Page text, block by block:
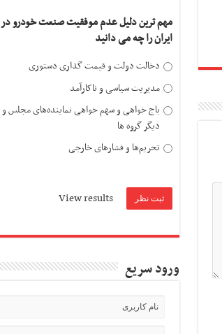
مهم ترین دلیل عدم موفقیت صنعت خودرو در
ایران را چه می دانید
دخالت دولت و قیمت گذاری دستوری
مدیریت سیاسی و ناکارآمد
باج خواهی و سهم خواهی نماینده‌های مجلس و
دیگر گروه ها
تحریم‌ها و فشارهای خارجی
View results
ورود سریع